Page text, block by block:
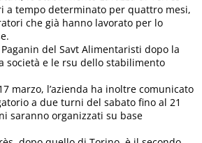
a tempo determinato per quattro mesi,
che già hanno lavorato per lo
del Savt Alimentaristi dopo la
società e le rsu dello stabilimento
marzo, l’azienda ha inoltre comunicato
a due turni del sabato fino al 21
saranno organizzati su base